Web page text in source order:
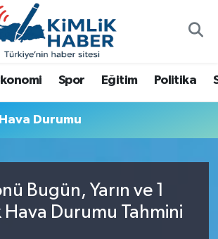
Spor Eğitim Politika
Durumu
Bugün, Yarın ve 1
Hava Durumu Tahmini
Durumu ve Fikstür